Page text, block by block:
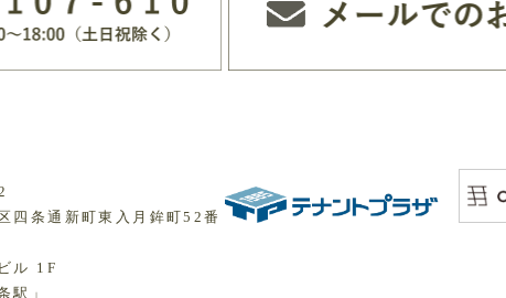
四条通新町東入月鉾町52番
ル 1F
駅」